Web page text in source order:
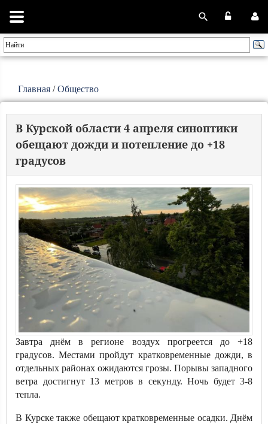
Главная /Общество
В Курской области 4 апреля синоптики
обещают дожди и потепление до +18
градусов
Завтра днём в регионе воздух прогреется до +18
градусов. Местами пройдут кратковременные дожди, в
отдельных районах ожидаются грозы. Порывы западного
ветра достигнут 13 метров в секунду. Ночь будет 3-8
тепла.
В Курске также обещают кратковременные осадки. Днём